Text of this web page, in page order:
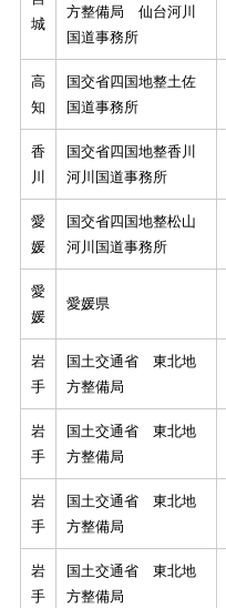
城
方整備局 仙台河川
国道事務所
高
知
国交省四国地整土佐
国道事務所
香
川
国交省四国地整香川
河川国道事務所
愛
媛
国交省四国地整松山
河川国道事務所
愛
媛
愛媛県
岩
手
国土交通省 東北地
方整備局
岩
手
国土交通省 東北地
方整備局
岩
手
国土交通省 東北地
方整備局
岩
手
国土交通省 東北地
方整備局